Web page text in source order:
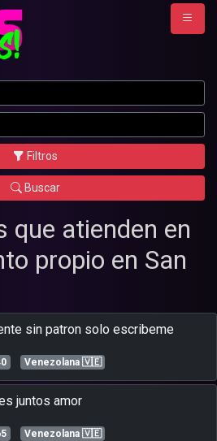
Filtros
Buscar
que atienden en
propio en San
sin patron solo escribeme
Venezolana 🇻🇪
juntos amor
Venezolana 🇻🇪